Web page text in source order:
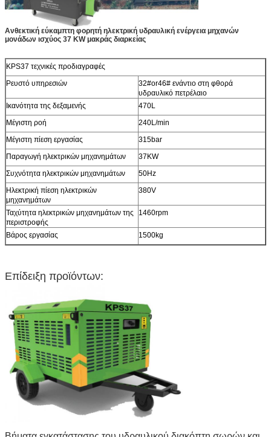
Ανθεκτική εύκαμπτη φορητή ηλεκτρική υδραυλική ενέργεια μηχανών
μονάδων ισχύος 37 KW μακράς διαρκείας
KPS37 τεχνικές προδιαγραφές
Ρευστό υπηρεσιών
32#or46# ενάντιο στη φθορά
υδραυλικό πετρέλαιο
Ικανότητα της δεξαμενής
470L
Μέγιστη ροή
240L/min
Μέγιστη πίεση εργασίας
315bar
Παραγωγή ηλεκτρικών μηχανημάτων
37KW
Συχνότητα ηλεκτρικών μηχανημάτων
50Hz
Ηλεκτρική πίεση ηλεκτρικών
μηχανημάτων
380V
Ταχύτητα ηλεκτρικών μηχανημάτων της
περιστροφής
1460rpm
Βάρος εργασίας 1500kg
Επίδειξη προϊόντων: